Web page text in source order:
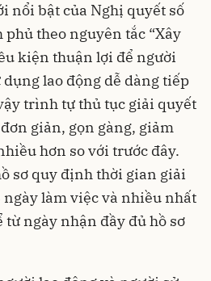
nổi bật của Nghị quyết số
phủ theo nguyên tắc “Xây
kiện thuận lợi để người
lao động dễ dàng tiếp
trình tự thủ tục giải quyết
giản, gọn gàng, giảm
hơn so với trước đây.
sơ quy định thời gian giải
làm việc và nhiều nhất
từ ngày nhận đầy đủ hồ sơ